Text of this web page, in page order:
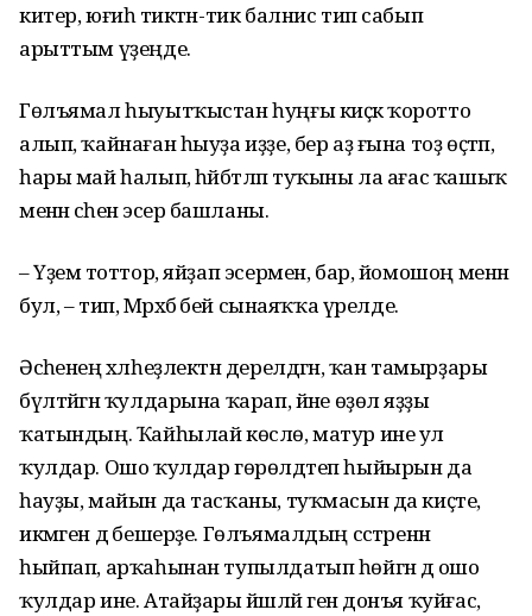
китер, юғиһә тиктән-тик балнис тип сабып
арыттым үҙеңде.
Гөлъямал һыуытҡыстан һуңғы киҫәк ҡоротто
алып, ҡайнаған һыуҙа иҙҙе, бер аҙ ғына тоҙ өҫтәп,
һары май һалып, һәйбәтләп туҡыны ла ағас ҡашыҡ
менән әсәһенә эсерә башланы.
– Үҙемә тоттор, яйҙап эсермен, бар, йомошоң менән
бул, – тип, Мәрхәбә әбей сынаяҡҡа үрелде.
Әсәһенең хәлһеҙлектән дерелдәгән, ҡан тамырҙары
бүлтәйгән ҡулдарына ҡарап, йәне өҙөлә яҙҙы
ҡатындың. Ҡайһылай көслө, матур ине ул
ҡулдар. Ошо ҡулдар гөрөлдәтеп һыйырын да
һауҙы, майын да тасҡаны, туҡмасын да киҫте,
икмәген дә бешерҙе. Гөлъямалдың сәстәренән
һыйпап, арҡаһынан тупылдатып һөйгән дә ошо
ҡулдар ине. Атайҙары йәшләй генә донъя ҡуйғас,